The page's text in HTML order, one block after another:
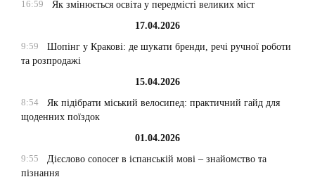
16:59
Як змінюється освіта у передмісті великих міст
17.04.2026
9:59
Шопінг у Кракові: де шукати бренди, речі ручної роботи
та розпродажі
15.04.2026
8:54
Як підібрати міський велосипед: практичний гайд для
щоденних поїздок
01.04.2026
9:55
Дієслово conocer в іспанській мові – знайомство та
пізнання